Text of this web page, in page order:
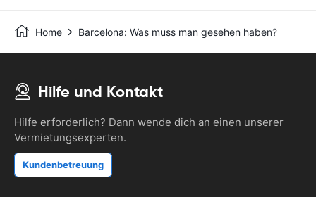
Home Barcelona: Was muss man gesehen haben?
Hilfe und Kontakt
Hilfe erforderlich? Dann wende dich an einen unserer
Vermietungsexperten.
Kundenbetreuung